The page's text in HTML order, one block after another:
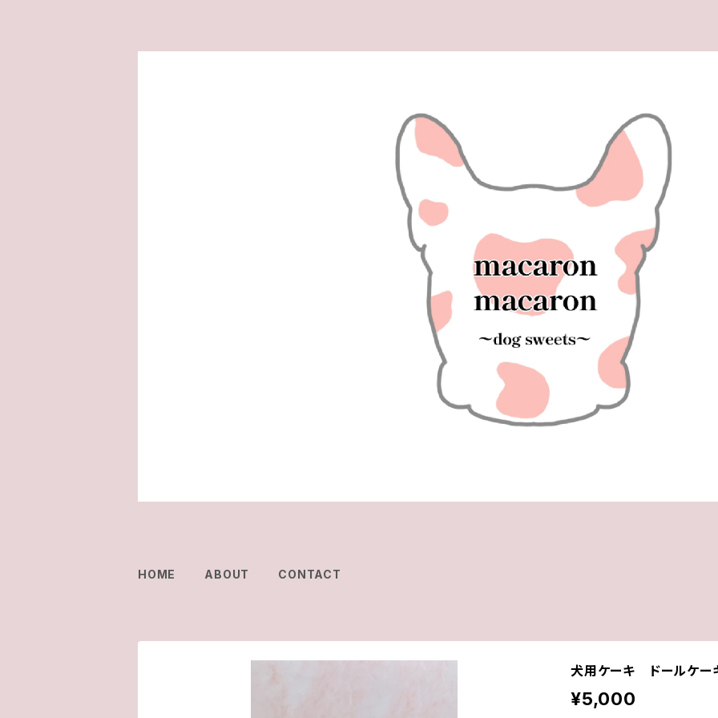
HOME ABOUT CONTACT
犬用ケーキ ドールケ
¥5,000